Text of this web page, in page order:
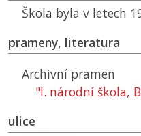
Škola byla v letech
prameny, literatura
Archivní pramen
"I. národní škola,
ulice